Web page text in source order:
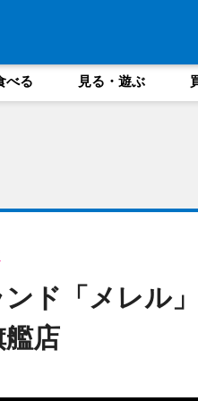
べる 見る・遊ぶ
ド「メレル
店